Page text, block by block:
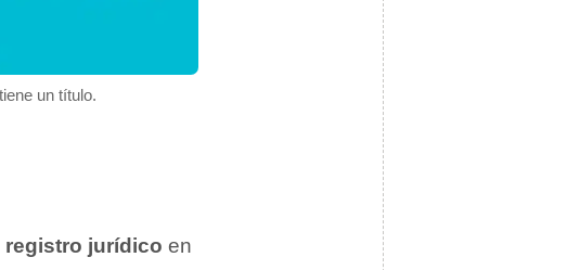
un título.
registro jurídico en